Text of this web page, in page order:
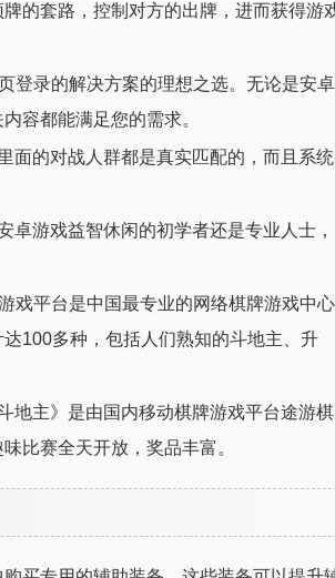
的套路，控制对方的出牌，进而获得游
登录的解决方案的理想之选。无论是安卓
容都能满足您的需求。
面的对战人群都是真实匹配的，而且系统
游戏益智休闲的初学者还是专业人士，
戏平台是中国最专业的网络棋牌游戏中心
100多种，包括人们熟知的斗地主、升
地主》是由国内移动棋牌游戏平台途游棋
比赛全天开放，奖品丰富。